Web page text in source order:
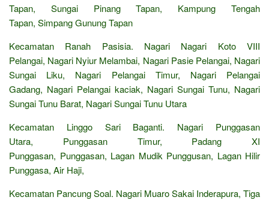
Tapan, Sungai Pinang Tapan, Kampung Tengah
Tapan, Simpang Gunung Tapan
Kecamatan Ranah Pasisia. Nagari Nagari Koto VIII
Pelangai, Nagari Nyiur Melambai, Nagari Pasie Pelangai, Nagari
Sungai Liku, Nagari Pelangai Timur, Nagari Pelangai
Gadang, Nagari Pelangai kaciak, Nagari Sungai Tunu, Nagari
Sungai Tunu Barat, Nagari Sungai Tunu Utara
Kecamatan Linggo Sari Baganti. Nagari Punggasan
Utara, Punggasan Timur, Padang XI
Punggasan, Punggasan, Lagan Mudik Punggusan, Lagan Hilir
Punggasa, Air Haji,
Kecamatan Pancung Soal. Nagari Muaro Sakai Inderapura, Tiga